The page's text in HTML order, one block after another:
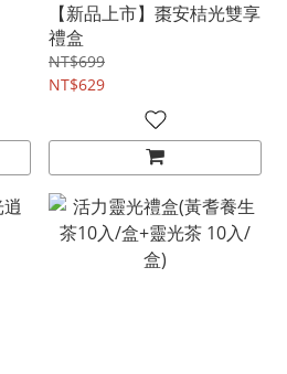
【新品上市】棗安桔光雙享
禮盒
NT$699
NT$629